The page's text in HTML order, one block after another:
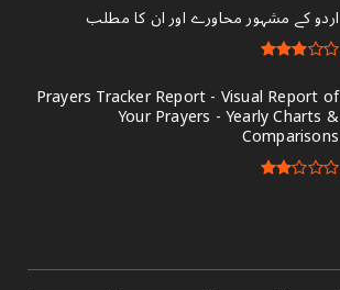
اردو کے مشہور محاورے اور ان کا مطلب
Prayers Tracker Report - Visual Report of
Your Prayers - Yearly Charts &
Comparisons